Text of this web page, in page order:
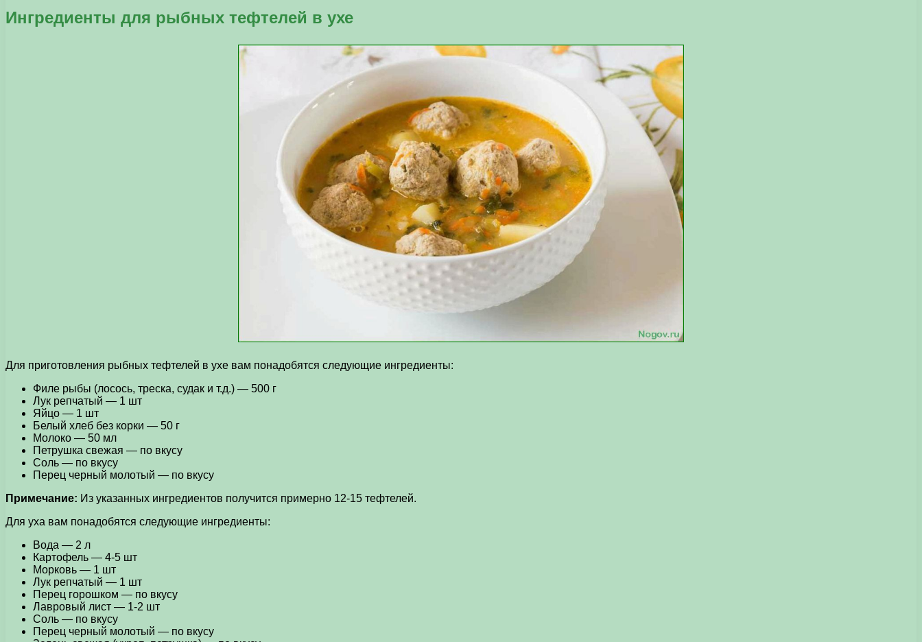
Ингредиенты для рыбных тефтелей в ухе
Для приготовления рыбных тефтелей в ухе вам понадобятся следующие ингредиенты:
Филе рыбы (лосось, треска, судак и т.д.) — 500 г
Лук репчатый — 1 шт
Яйцо — 1 шт
Белый хлеб без корки — 50 г
Молоко — 50 мл
Петрушка свежая — по вкусу
Соль — по вкусу
Перец черный молотый — по вкусу
Примечание: Из указанных ингредиентов получится примерно 12-15 тефтелей.
Для уха вам понадобятся следующие ингредиенты:
Вода — 2 л
Картофель — 4-5 шт
Морковь — 1 шт
Лук репчатый — 1 шт
Перец горошком — по вкусу
Лавровый лист — 1-2 шт
Соль — по вкусу
Перец черный молотый — по вкусу